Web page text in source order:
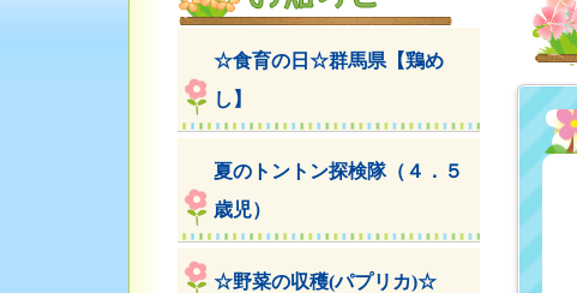
☆食育の日☆群馬県【鶏め
し】
夏のトントン探検隊（４．５
歳児）
☆野菜の収穫(パプリカ)☆